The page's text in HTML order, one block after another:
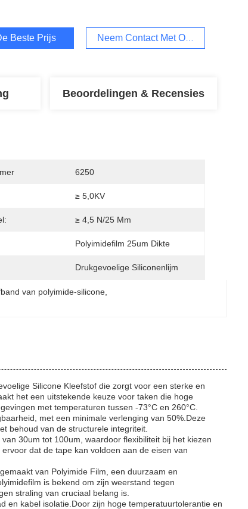
Beste Prijs Neem Contact Met Ons Op
Beoordelingen & Recensies
6250
≥ 5,0KV
≥ 4,5 N/25 Mm
Polyimidefilm 25um Dikte
Drukgevoelige Siliconenlijm
van polyimide-silicone
Silicone Kleefstof die zorgt voor een sterke en
het een uitstekende keuze voor taken die hoge
met temperaturen tussen -73°C en 260°C.
met een minimale verlenging van 50%.Deze
behoud van de structurele integriteit.
30um tot 100um, waardoor flexibiliteit bij het kiezen
dat de tape kan voldoen aan de eisen van
van Polyimide Film, een duurzaam en
is bekend om zijn weerstand tegen
straling van cruciaal belang is.
en kabel isolatie.Door zijn hoge temperatuurtolerantie en